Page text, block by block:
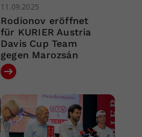
11.09.2025
Rodionov eröffnet
für KURIER Austria
Davis Cup Team
gegen Marozsán